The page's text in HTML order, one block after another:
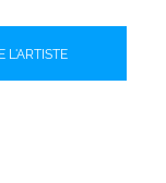
L'ARTISTE